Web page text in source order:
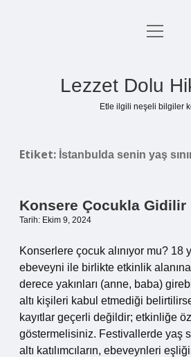
Anasayfa
menüyü
Lezzet Dolu
Etle ilgili neşeli bilgiler
Etiket: İstanbulda senin yaş
Konsere Çocukla Gidilir
Tarih: Ekim 9, 2024
Konserlere çocuk alınıyor mu? 18
ebeveyni ile birlikte etkinlik
derece yakınları (anne, baba)
altı kişileri kabul etmediği
kayıtlar geçerli değildir; etkinliğe
göstermelisiniz. Festivallerde yaş
altı katılımcıların, ebeveynleri